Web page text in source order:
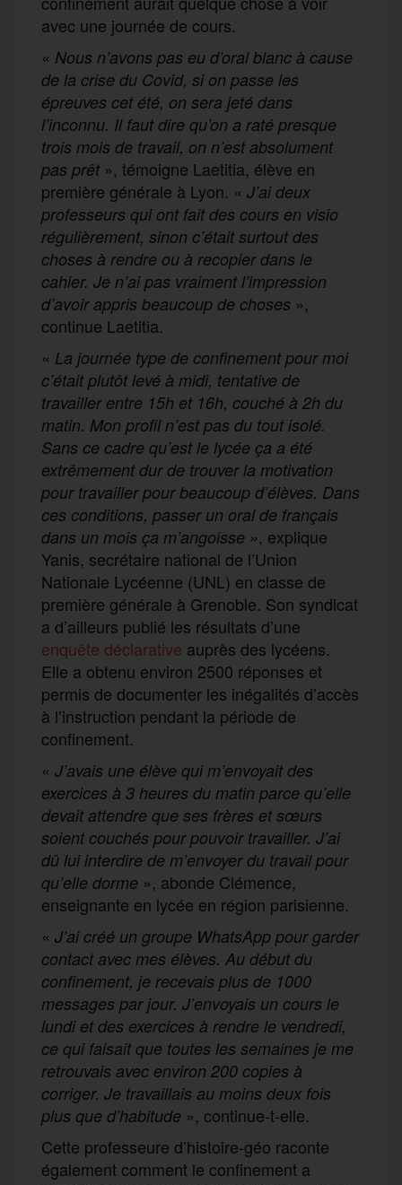
avec une journée de cours.
« Nous n’avons pas eu d’oral blanc à cause
de la crise du Covid, si on passe les
épreuves cet été, on sera jeté dans
l’inconnu. Il faut dire qu’on a raté presque
trois mois de travail, on n’est absolument
pas prêt», témoigne Laetitia, élève en
première générale à Lyon. « J’ai deux
professeurs qui ont fait des cours en visio
régulièrement, sinon c’était surtout des
choses à rendre ou à recopier dans le
cahier. Je n’ai pas vraiment l’impression
d’avoir appris beaucoup de choses »,
continue Laetitia.
« La journée type de confinement pour moi
c’était plutôt levé à midi, tentative de
travailler entre 15h et 16h, couché à 2h du
matin. Mon profil n’est pas du tout isolé.
Sans ce cadre qu’est le lycée ça a été
extrêmement dur de trouver la motivation
pour travailler pour beaucoup d’élèves. Dans
ces conditions, passer un oral de français
dans un mois ça m’angoisse », explique
Yanis, secrétaire national de l’Union
Nationale Lycéenne (UNL) en classe de
première générale à Grenoble. Son syndicat
a d’ailleurs publié les résultats d’une
enquête déclarative auprès des lycéens.
Elle a obtenu environ 2500 réponses et
permis de documenter les inégalités d’accès
à l’instruction pendant la période de
confinement.
« J’avais une élève qui m’envoyait des
exercices à 3 heures du matin parce qu’elle
devait attendre que ses frères et sœurs
soient couchés pour pouvoir travailler. J’ai
dû lui interdire de m’envoyer du travail pour
qu’elle dorme », abonde Clémence,
enseignante en lycée en région parisienne.
« J’ai créé un groupe WhatsApp pour garder
contact avec mes élèves. Au début du
confinement, je recevais plus de 1000
messages par jour. J’envoyais un cours le
lundi et des exercices à rendre le vendredi,
ce qui faisait que toutes les semaines je me
retrouvais avec environ 200 copies à
corriger. Je travaillais au moins deux fois
plus que d’habitude », continue-t-elle.
Cette professeure d’histoire-géo raconte
également comment le confinement a